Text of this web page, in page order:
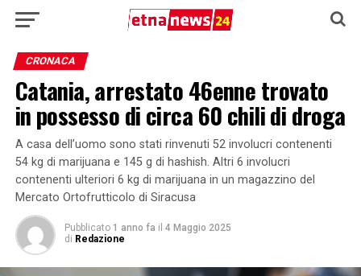
CRONACA
Catania, arrestato 46enne trovato
in possesso di circa 60 chili di droga
A casa dell’uomo sono stati rinvenuti 52 involucri contenenti
54 kg di marijuana e 145 g di hashish. Altri 6 involucri
contenenti ulteriori 6 kg di marijuana in un magazzino del
Mercato Ortofrutticolo di Siracusa
Pubblicato 1 anno fa il 4 Maggio 2025
di Redazione